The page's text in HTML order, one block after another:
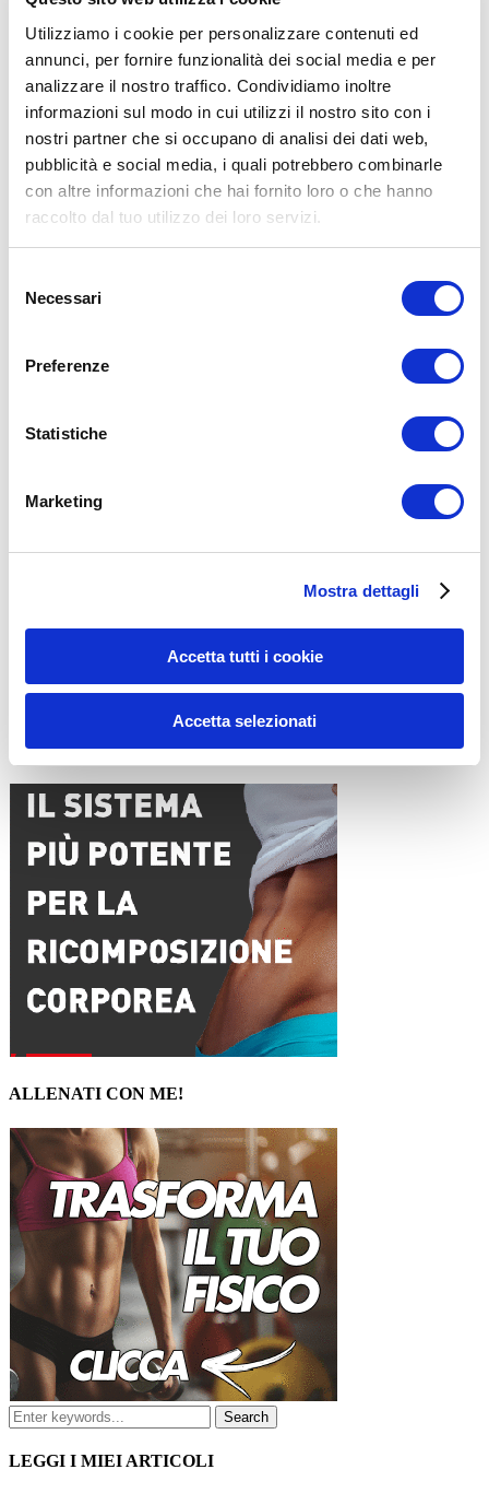
Utilizziamo i cookie per personalizzare contenuti ed
annunci, per fornire funzionalità dei social media e per
analizzare il nostro traffico. Condividiamo inoltre
informazioni sul modo in cui utilizzi il nostro sito con i
nostri partner che si occupano di analisi dei dati web,
pubblicità e social media, i quali potrebbero combinarle
con altre informazioni che hai fornito loro o che hanno
raccolto dal tuo utilizzo dei loro servizi.
delNecessari
Preferenze
Statistiche
Marketing
Mostra dettagli
Accetta tutti i cookie
Accetta selezionati
L’allenamento con sovraccarichi, a corpo libero, con i kettlebell, con
il trx, e con altri attrezzi può causare infortuni si consiglia pertanto di
prestare la massima attenzione e di eseguire esercizi e metodologie
fiducia prima di intraprendere qualsiasi forma di attività fisica o
regime alimentare.
Condividi:
X
Allenamento
ADD COMMENT
Email*
15WORKOUT SCARICA ORA
ALLENATI CON ME!
LEGGI I MIEI ARTICOLI